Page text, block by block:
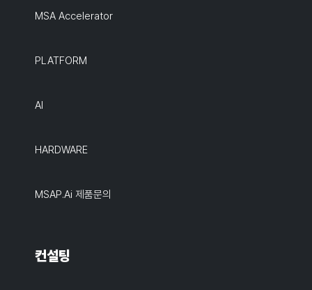
MSA Accelerator
PLATFORM
AI
HARDWARE
MSAP.ai 제품문의
컨설팅